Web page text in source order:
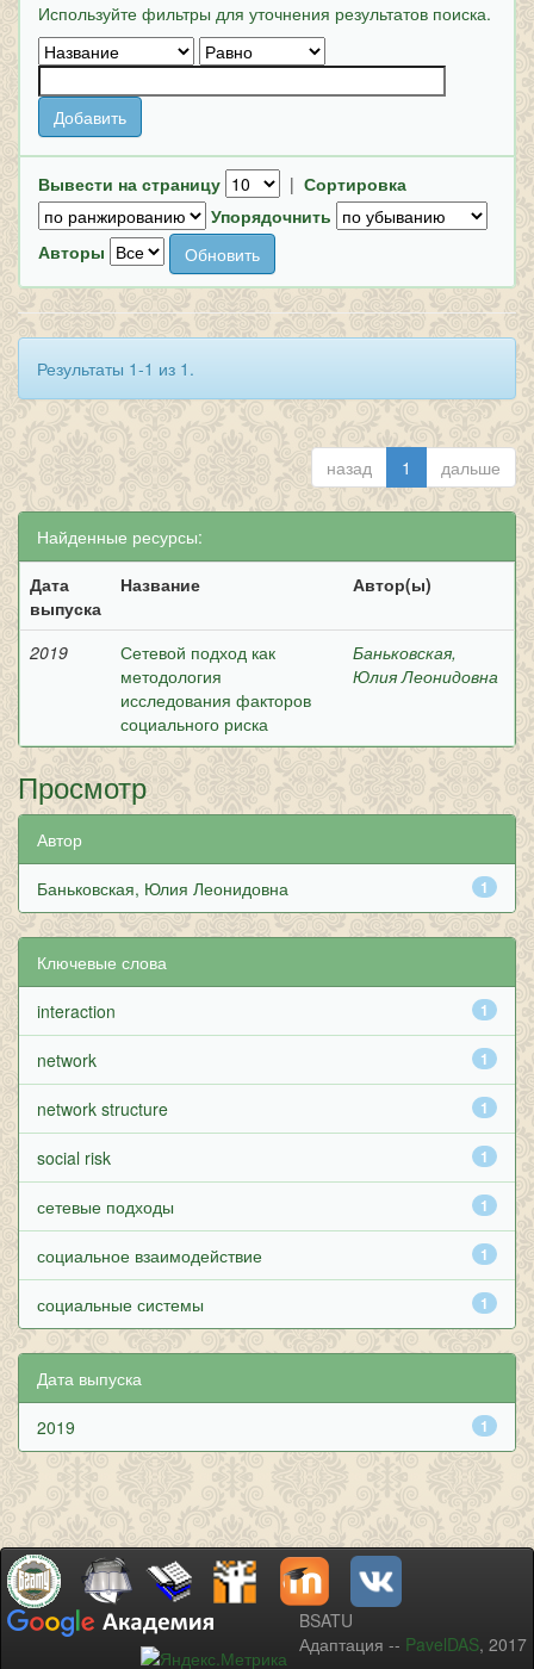
Используйте фильтры для уточнения результатов поиска.
Вывести на страницу | Сортировка
Упорядочнить
Авторы
Результаты 1-1 из 1.
назад 1 дальше
Найденные ресурсы:
Дата
выпуска
Название Автор(ы)
2019
Сетевой подход как
методология
исследования факторов
социального риска
Баньковская,
Юлия Леонидовна
Просмотр
Автор
1
Баньковская, Юлия Леонидовна
Ключевые слова
1
interaction
1
network
1
network structure
1
social risk
1
сетевые подходы
1
социальное взаимодействие
1
социальные системы
Дата выпуска
1
2019
BSATU
Адаптация -- PavelDAS, 2017